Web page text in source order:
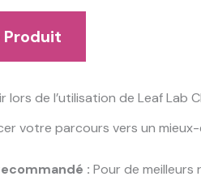
lors de l’utilisation de Leaf Lab
votre parcours vers un
: Pour de meilleurs